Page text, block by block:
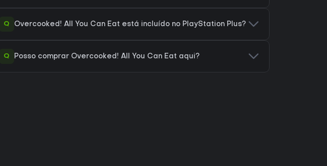
Q Overcooked! All You Can Eat está incluído no PlayStation Plus?
Q Posso comprar Overcooked! All You Can Eat aqui?